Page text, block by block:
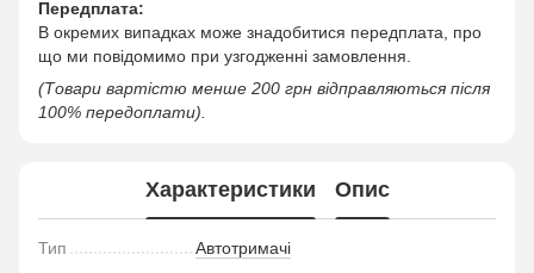
Передплата:
В окремих випадках може знадобитися передплата, про
що ми повідомимо при узгодженні замовлення.
(Товари вартістю менше 200 грн відправляються після
100% передоплати).
Характеристики Опис
Тип Автотримачі